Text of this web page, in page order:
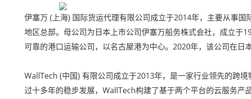
伊塞万 (上海) 国际货运代理有限公司成立于2014年，主要从事
地区总部。母公司为日本上市公司伊塞万船务株式会社，成立于
可靠的港口运输公司，以名古屋港为中心。2020年，该公司在
WallTech (中国) 有限公司成立于2013年，是一家行业领先的跨
过十多年的稳步发展，WallTech构建了基于两个平台的云服务产